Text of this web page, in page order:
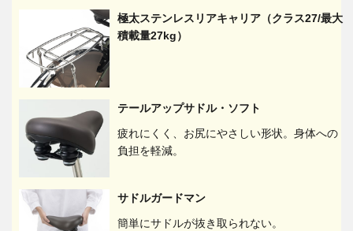
極太ステンレスリアキャリア（クラス27/最大
積載量27kg）
テールアップサドル・ソフト
疲れにくく、お尻にやさしい形状。身体への
負担を軽減。
サドルガードマン
簡単にサドルが抜き取られない。